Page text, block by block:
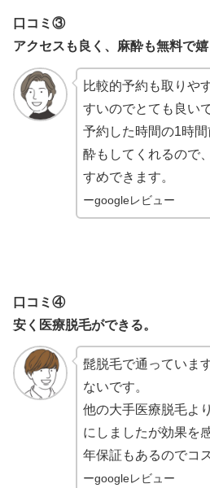
口コミ③
アクセスも良く、麻酔も無料で嬉
比較的予約も取りや
すいのでとても良いで
予約した時間の1時
酔もしてくれるので
すめできます。
ーgoogleレビュー
口コミ④
安く医療脱毛ができる。
髭脱毛で通っていま
ないです。
他の大手医療脱毛よ
にしましたが効果を
年保証もあるのでコ
ーgoogleレビュー